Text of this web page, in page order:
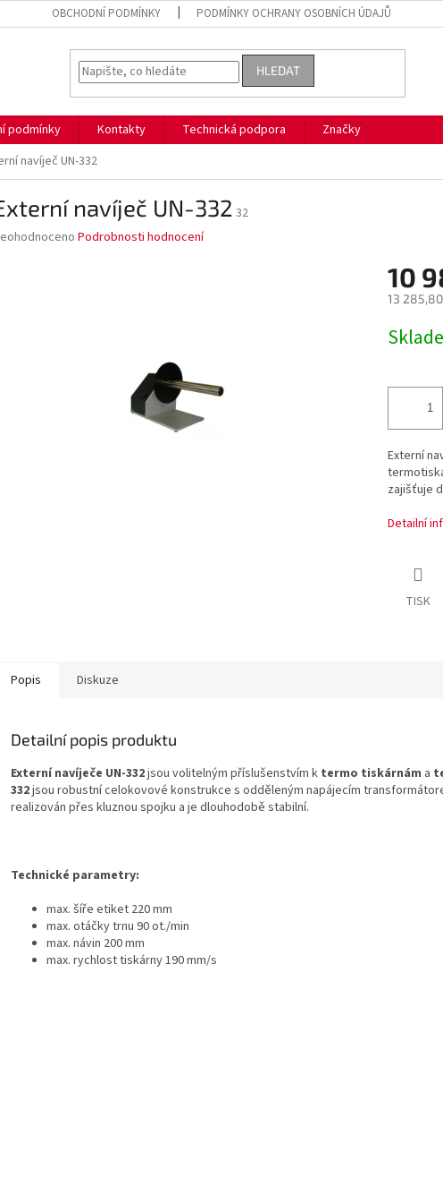
OBCHODNÍ PODMÍNKY PODMÍNKY OCHRANY OSOBNÍCH ÚDAJŮ
HLEDAT
podmínky Kontakty Technická podpora
Značky
navíječ UN-332
navíječ UN-33232
Podrobnosti hodnocení
10
13
cena:
Externí
zajišťuje
Detailní
TISK
Popis Diskuze
Detailní popis produktu
Externí navíječe UN-332jsou volitelným příslušenstvím k termo tiskárnám a
332jsou robustní celokovové konstrukce s odděleným napájecím
realizován přes kluznou spojku a je dlouhodobě stabilní.
Technické parametry:
max. šíře etiket 220 mm
max. otáčky trnu 90 ot./min
max. návin 200 mm
max. rychlost tiskárny 190 mm/s